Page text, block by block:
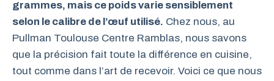
grammes, mais ce poids varie sensiblement
selon le calibre de l’œuf utilisé. Chez nous, au
Pullman Toulouse Centre Ramblas, nous savons
que la précision fait toute la différence en cuisine,
tout comme dans l’art de recevoir. Voici ce que nous